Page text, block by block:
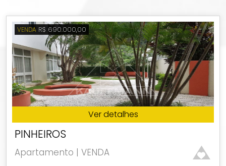
VENDA R$ 690.000,00
Ver detalhes
PINHEIROS
Apartamento | VENDA